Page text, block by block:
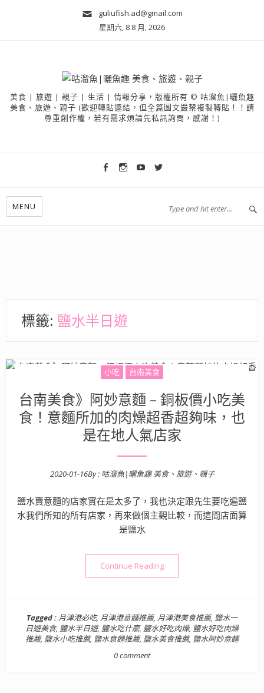
guliufish.ad@gmail.com
星期六, 8 8 月, 2026
美食 | 旅遊 | 親子 | 生活 | 情報分享，版權所有 © 咕溜魚|曬魚趣
美食、旅遊、親子 (歡迎轉貼連結，但全篇圖文嚴禁複製轉貼！！請
尊重創作權，若有需求煩請先私訊詢問，感謝！)
MENU
標籤: 鹽水半日遊
小吃 台南美食
台南美食》阿妙意麵 – 銅板價小吃美
食！意麵所加的肉燥超香超夠味，也
是在地人氣店家
Posted on
2020-01-16By : 咕溜魚|曬魚趣 美食、旅遊、親子
鹽水賣意麵的店家實在是太多了，我也決定跟先生要吃遍鹽
水我們所知的所有店家，再來做個主觀比較，而這間店面算
是鹽水
Continue Reading“台南美食》阿妙意麵 – 銅板
Tagged : 月津港必吃, 月津港意麵推薦, 月津港美食推薦, 鹽水一
日遊美食, 鹽水半日遊, 鹽水吃什麼, 鹽水好吃肉燥, 鹽水好吃肉燥
推薦, 鹽水小吃推薦, 鹽水意麵推薦, 鹽水美食推薦, 鹽水阿妙意麵
0 comment